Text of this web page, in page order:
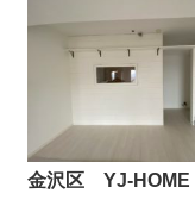
金沢区 YJ-HOME